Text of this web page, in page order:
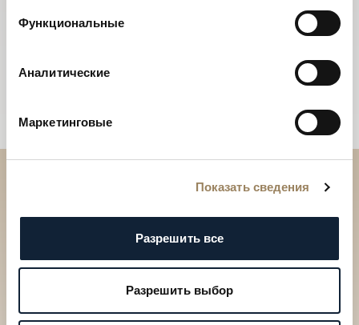
Функциональные
Аналитические
Маркетинговые
Показать сведения
Разрешить все
Разрешить выбор
Отройте для себя
коллекции Breguet в бутике
Отройте для себя коллекции Breguet в
бутике